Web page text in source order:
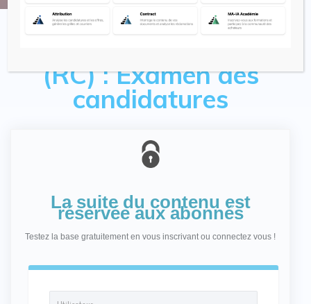
(RC) : Examen des
candidatures
La suite du contenu est
réservée aux abonnés
Testez la base gratuitement en vous inscrivant ou connectez vous !